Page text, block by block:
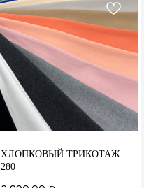
ХЛОПКОВЫЙ ТРИКОТАЖ
280